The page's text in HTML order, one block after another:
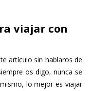
viajar con
artículo sin hablaros de
os digo, nunca se
lo mejor es viajar